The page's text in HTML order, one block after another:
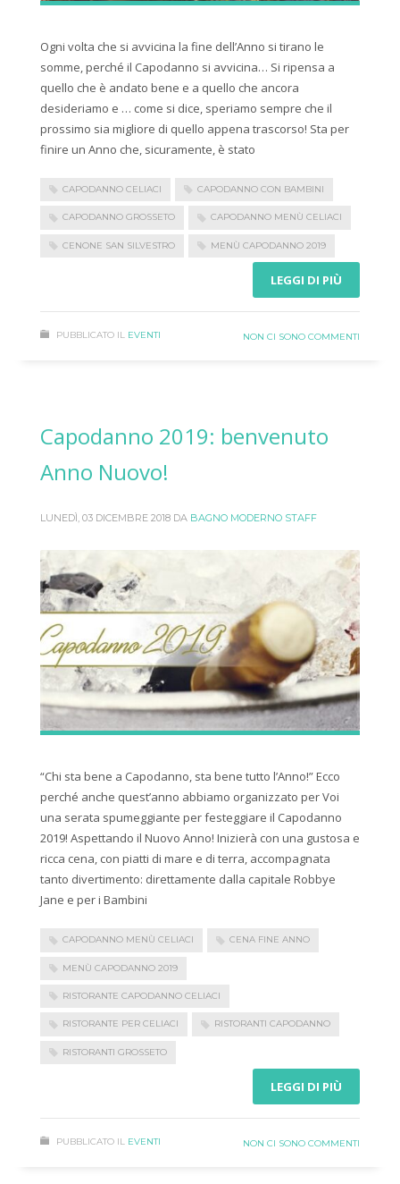
Ogni volta che si avvicina la fine dell’Anno si tirano le
somme, perché il Capodanno si avvicina… Si ripensa a
quello che è andato bene e a quello che ancora
desideriamo e … come si dice, speriamo sempre che il
prossimo sia migliore di quello appena trascorso! Sta per
finire un Anno che, sicuramente, è stato
CAPODANNO CELIACI CAPODANNO CON BAMBINI
CAPODANNO GROSSETO CAPODANNO MENÙ CELIACI
CENONE SAN SILVESTRO MENÙ CAPODANNO 2019
LEGGI DI PIÙ
PUBBLICATO IL EVENTI NON CI SONO COMMENTI
Capodanno 2019: benvenuto
Anno Nuovo!
LUNEDÌ, 03 DICEMBRE 2018 DA BAGNO MODERNO STAFF
“Chi sta bene a Capodanno, sta bene tutto l’Anno!” Ecco
perché anche quest’anno abbiamo organizzato per Voi
una serata spumeggiante per festeggiare il Capodanno
2019! Aspettando il Nuovo Anno! Inizierà con una gustosa e
ricca cena, con piatti di mare e di terra, accompagnata
tanto divertimento: direttamente dalla capitale Robbye
Jane e per i Bambini
CAPODANNO MENÙ CELIACI CENA FINE ANNO
MENÙ CAPODANNO 2019
RISTORANTE CAPODANNO CELIACI
RISTORANTE PER CELIACI RISTORANTI CAPODANNO
RISTORANTI GROSSETO
LEGGI DI PIÙ
PUBBLICATO IL EVENTI NON CI SONO COMMENTI